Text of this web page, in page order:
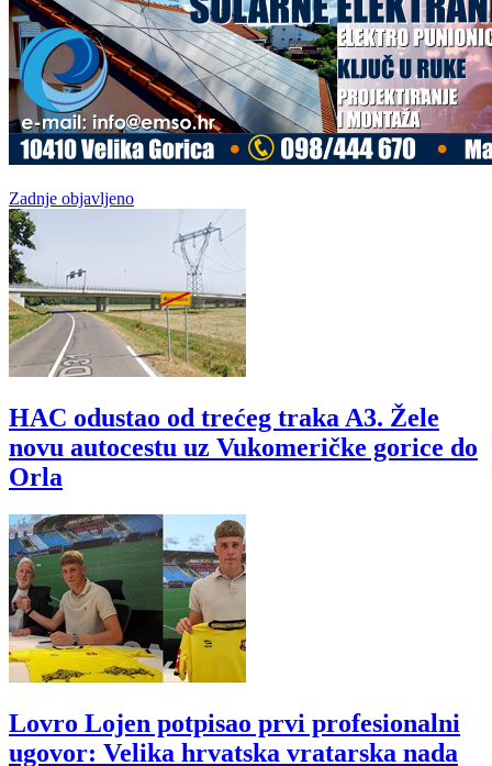
Zadnje objavljeno
HAC odustao od trećeg traka A3. Žele
novu autocestu uz Vukomeričke gorice do
Orla
Lovro Lojen potpisao prvi profesionalni
ugovor: Velika hrvatska vratarska nada